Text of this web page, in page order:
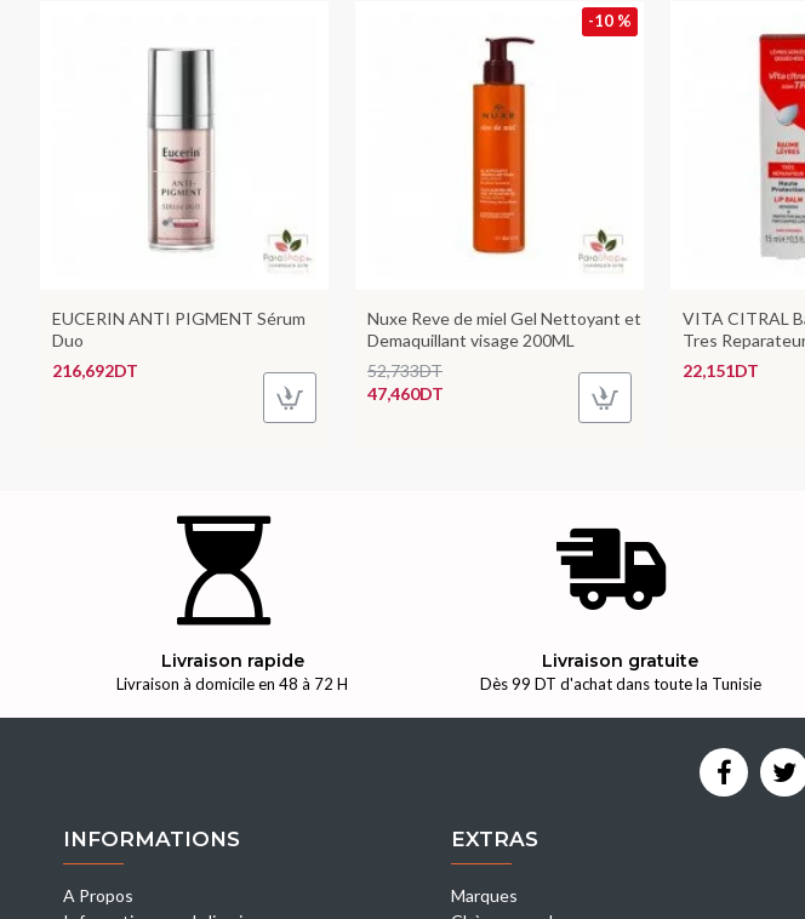
EUCERIN ANTI PIGMENT Sérum
Duo
216,692DT
-10 %
Nuxe Reve de miel Gel Nettoyant et
Demaquillant visage 200ML
47,460DT
52,733DT
VITA CITRAL
Tres
22,151DT
Livraison rapide
Livraison à domicile en 48 à 72 H
Livraison gratuite
Dès 99 DT d'achat dans toute la Tunisie
INFORMATIONS
A Propos
EXTRAS
Marques